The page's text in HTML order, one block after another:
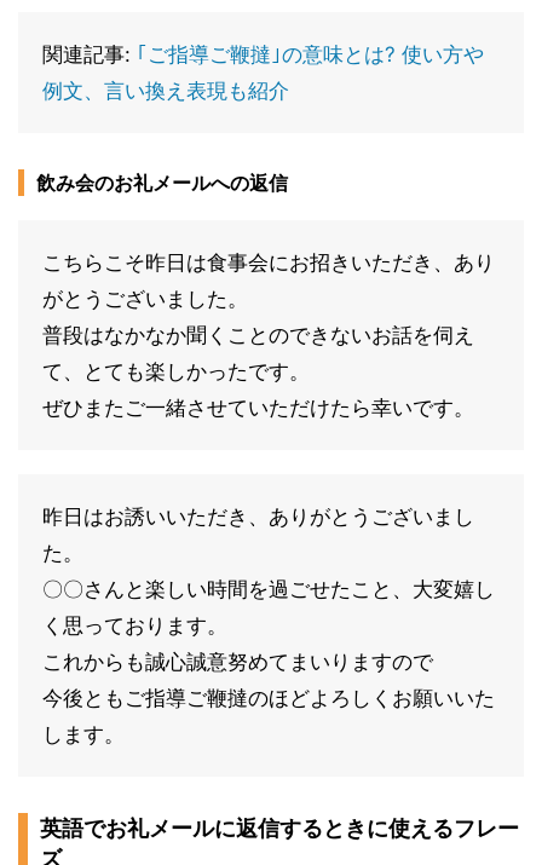
関連記事: ｢ご指導ご鞭撻｣の意味とは? 使い方や
例文、言い換え表現も紹介
飲み会のお礼メールへの返信
こちらこそ昨日は食事会にお招きいただき、あり
がとうございました。
普段はなかなか聞くことのできないお話を伺え
て、とても楽しかったです。
ぜひまたご一緒させていただけたら幸いです。
昨日はお誘いいただき、ありがとうございまし
た。
〇〇さんと楽しい時間を過ごせたこと、大変嬉し
く思っております。
これからも誠心誠意努めてまいりますので
今後ともご指導ご鞭撻のほどよろしくお願いいた
します。
英語でお礼メールに返信するときに使えるフレー
ズ